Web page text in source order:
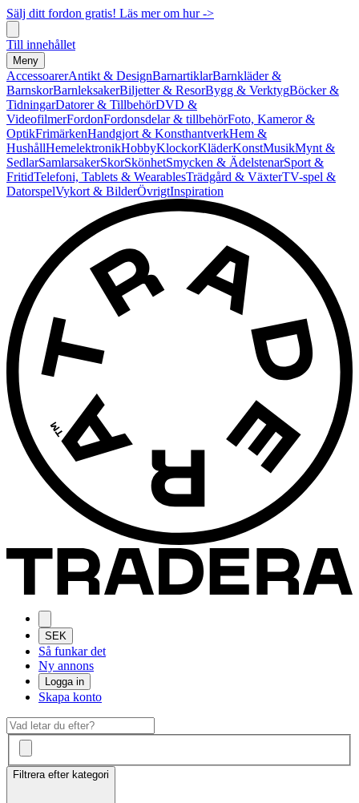
Sälj ditt fordon gratis! Läs mer om hur ->
Till innehållet
Meny
AccessoarerAntikt & DesignBarnartiklarBarnkläder &
BarnskorBarnleksakerBiljetter & ResorBygg & VerktygBöcker &
TidningarDatorer & TillbehörDVD &
VideofilmerFordonFordonsdelar & tillbehörFoto, Kameror &
OptikFrimärkenHandgjort & KonsthantverkHem &
HushållHemelektronikHobbyKlockorKläderKonstMusikMynt &
SedlarSamlarsakerSkorSkönhetSmycken & ÄdelstenarSport &
FritidTelefoni, Tablets & WearablesTrädgård & VäxterTV-spel &
DatorspelVykort & BilderÖvrigtInspiration
SEK
Så funkar det
Ny annons
Logga in
Skapa konto
Filtrera efter kategori